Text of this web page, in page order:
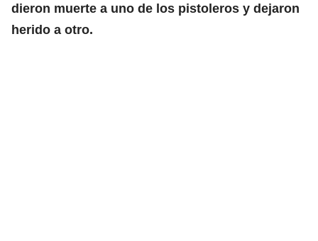
dieron muerte a uno de los pistoleros y dejaron
herido a otro.